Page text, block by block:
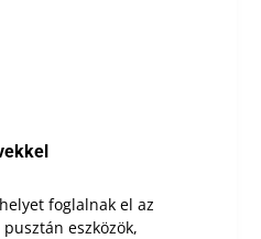
foglalnak el az
eszközök,